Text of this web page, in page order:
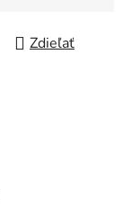
Zdieľať